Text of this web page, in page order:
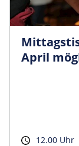
April
12.00 Uhr